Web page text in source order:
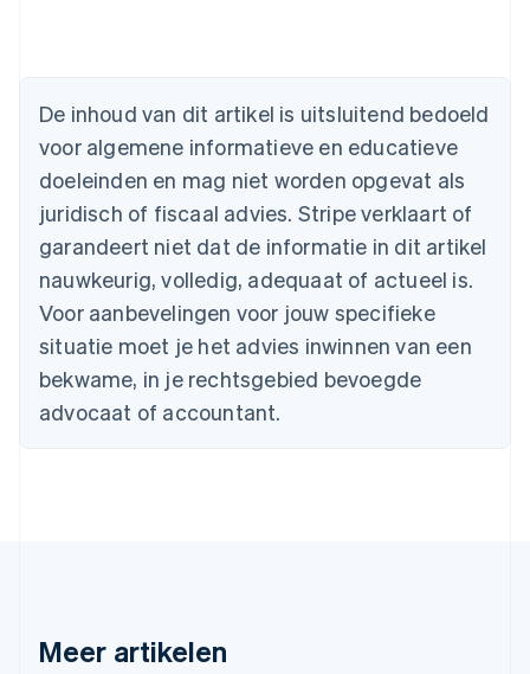
De inhoud van dit artikel is uitsluitend bedoeld
voor algemene informatieve en educatieve
doeleinden en mag niet worden opgevat als
juridisch of fiscaal advies. Stripe verklaart of
garandeert niet dat de informatie in dit artikel
nauwkeurig, volledig, adequaat of actueel is.
Voor aanbevelingen voor jouw specifieke
situatie moet je het advies inwinnen van een
bekwame, in je rechtsgebied bevoegde
advocaat of accountant.
Meer artikelen
Australië
België
Nederlands FrançaisDeutschEnglish
Brazilië
Português English
Bulgarije
English
English Français
Cyprus
Denemarken
English
English